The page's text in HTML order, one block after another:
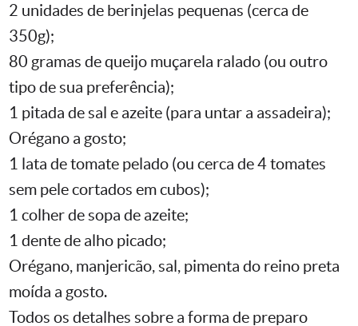
2 unidades de berinjelas pequenas (cerca de
350g);
80 gramas de queijo muçarela ralado (ou outro
tipo de sua preferência);
1 pitada de sal e azeite (para untar a assadeira);
Orégano a gosto;
1 lata de tomate pelado (ou cerca de 4 tomates
sem pele cortados em cubos);
1 colher de sopa de azeite;
1 dente de alho picado;
Orégano, manjericão, sal, pimenta do reino preta
moída a gosto.
Todos os detalhes sobre a forma de preparo